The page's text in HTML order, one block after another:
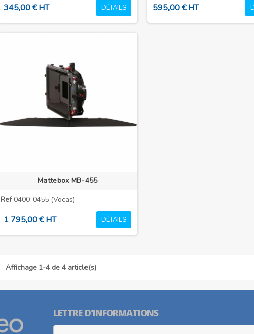
345,00 € HT DÉTAILS 595,00 € HT
Mattebox MB-455
Ref0400-0455 (Vocas)
1 795,00 € HT DÉTAILS
Affichage 1-4 de 4 article(s)
LETTRE D'INFORMATIONS